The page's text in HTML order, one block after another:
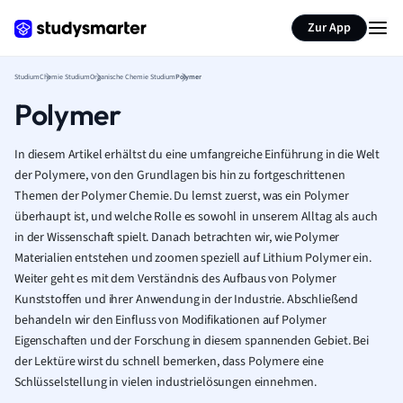
Zur App
StudiumChemie StudiumOrganische Chemie StudiumPolymer
Polymer
In diesem Artikel erhältst du eine umfangreiche Einführung in die Welt
der Polymere, von den Grundlagen bis hin zu fortgeschrittenen
Themen der Polymer Chemie. Du lernst zuerst, was ein Polymer
überhaupt ist, und welche Rolle es sowohl in unserem Alltag als auch
in der Wissenschaft spielt. Danach betrachten wir, wie Polymer
Materialien entstehen und zoomen speziell auf Lithium Polymer ein.
Weiter geht es mit dem Verständnis des Aufbaus von Polymer
Kunststoffen und ihrer Anwendung in der Industrie. Abschließend
behandeln wir den Einfluss von Modifikationen auf Polymer
Eigenschaften und der Forschung in diesem spannenden Gebiet. Bei
der Lektüre wirst du schnell bemerken, dass Polymere eine
Schlüsselstellung in vielen industrielösungen einnehmen.